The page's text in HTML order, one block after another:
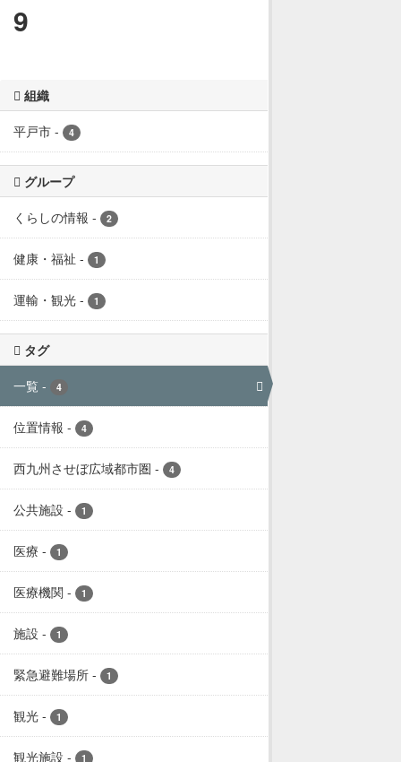
9
組織
平戸市 - 4
グループ
くらしの情報 - 2
健康・福祉 - 1
運輸・観光 - 1
タグ
一覧 - 4
位置情報 - 4
西九州させぼ広域都市圏 - 4
公共施設 - 1
医療 - 1
医療機関 - 1
施設 - 1
緊急避難場所 - 1
観光 - 1
観光施設 - 1